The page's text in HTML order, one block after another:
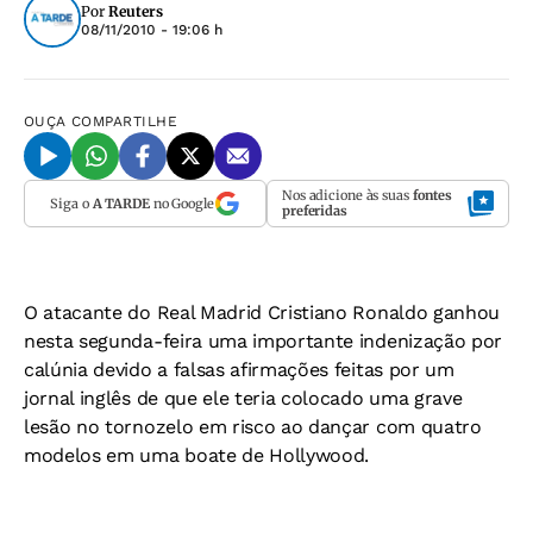
Por Reuters
08/11/2010 - 19:06 h
OUÇA COMPARTILHE
Siga o A TARDEno Google Nos adicione às suas fontes
preferidas
O atacante do Real Madrid Cristiano Ronaldo ganhou
nesta segunda-feira uma importante indenização por
calúnia devido a falsas afirmações feitas por um
jornal inglês de que ele teria colocado uma grave
lesão no tornozelo em risco ao dançar com quatro
modelos em uma boate de Hollywood.